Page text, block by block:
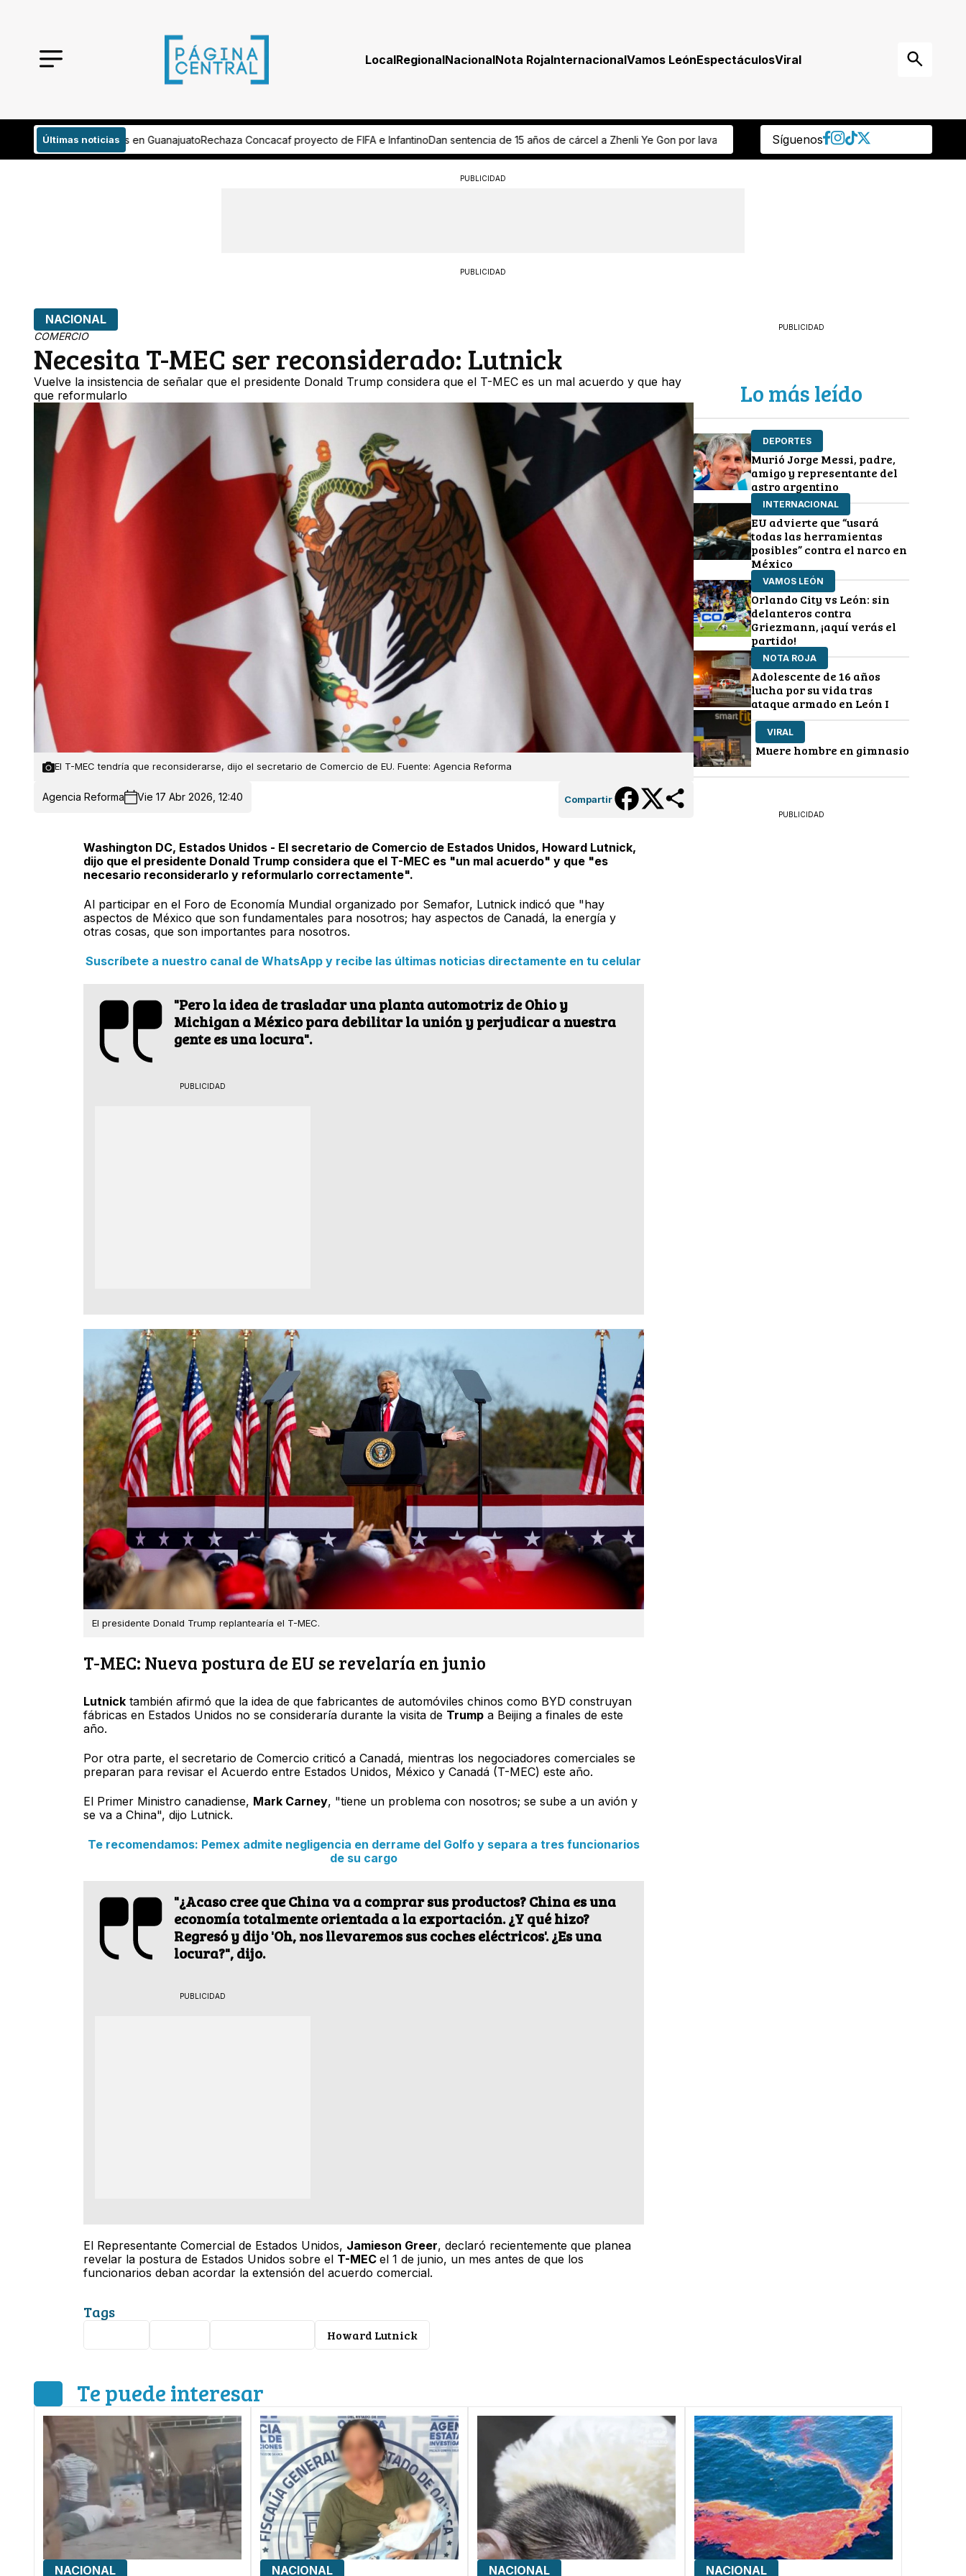
LocalRegionalNacionalNota RojaInternacionalVamos LeónEspectáculosViral
Últimas noticias
Rechaza Concacaf proyecto de FIFA e InfantinoDan sentencia de 15 años de cárcel a Zhenli Ye Gon por lavado de dineroCelebran el Día Mundial del Guardaparque reconociendo su labor
Síguenos
PUBLICIDAD
PUBLICIDAD
NACIONAL
COMERCIO
Necesita T-MEC ser reconsiderado: Lutnick
Vuelve la insistencia de señalar que el presidente Donald Trump considera que el T-MEC es un mal acuerdo y que hay
que reformularlo
El T-MEC tendría que reconsiderarse, dijo el secretario de Comercio de EU. Fuente: Agencia Reforma
Agencia Reforma Vie 17 Abr 2026, 12:40 Compartir
Washington DC, Estados Unidos - El secretario de Comercio de Estados Unidos, Howard Lutnick,
dijo que el presidente Donald Trump considera que el T-MEC es "un mal acuerdo" y que "es
necesario reconsiderarlo y reformularlo correctamente".
Al participar en el Foro de Economía Mundial organizado por Semafor, Lutnick indicó que "hay
aspectos de México que son fundamentales para nosotros; hay aspectos de Canadá, la energía y
otras cosas, que son importantes para nosotros.
Suscríbete a nuestro canal de WhatsApp y recibe las últimas noticias directamente en tu celular
"Pero la idea de trasladar una planta automotriz de Ohio y
Michigan a México para debilitar la unión y perjudicar a nuestra
gente es una locura".
PUBLICIDAD
El presidente Donald Trump replantearía el T-MEC.
T-MEC: Nueva postura de EU se revelaría en junio
Lutnicktambién afirmó que la idea de que fabricantes de automóviles chinos como BYD construyan
fábricas en Estados Unidos no se consideraría durante la visita de Trumpa Beijing a finales de este
año.
Por otra parte, el secretario de Comercio criticó a Canadá, mientras los negociadores comerciales se
preparan para revisar el Acuerdo entre Estados Unidos, México y Canadá (T-MEC) este año.
El Primer Ministro canadiense, Mark Carney, "tiene un problema con nosotros; se sube a un avión y
se va a China", dijo Lutnick.
Te recomendamos: Pemex admite negligencia en derrame del Golfo y separa a tres funcionarios
de su cargo
"¿Acaso cree que China va a comprar sus productos? China es una
economía totalmente orientada a la exportación. ¿Y qué hizo?
Regresó y dijo 'Oh, nos llevaremos sus coches eléctricos'. ¿Es una
locura?", dijo.
PUBLICIDAD
El Representante Comercial de Estados Unidos, Jamieson Greer, declaró recientemente que planea
revelar la postura de Estados Unidos sobre el T-MEC el 1 de junio, un mes antes de que los
funcionarios deban acordar la extensión del acuerdo comercial.
Tags
Howard Lutnick
PUBLICIDAD
Lo más leído
DEPORTES
Murió Jorge Messi, padre,
amigo y representante del
astro argentino
INTERNACIONAL
EU advierte que “usará
todas las herramientas
posibles” contra el narco en
México
VAMOS LEÓN
Orlando City vs León: sin
delanteros contra
Griezmann, ¡aquí verás el
partido!
NOTA ROJA
Adolescente de 16 años
lucha por su vida tras
ataque armado en León I
VIRAL
Muere hombre en gimnasio
PUBLICIDAD
Te puede interesar
NACIONAL NACIONAL NACIONAL NACIONAL